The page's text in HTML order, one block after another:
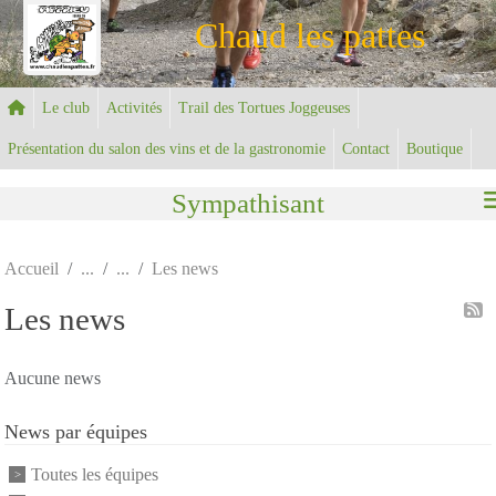
Chaud les pattes
Le club Activités Trail des Tortues Joggeuses
Présentation du salon des vins et de la gastronomie Contact Boutique
Sympathisant
Accueil Les news
Les news
Aucune news
News par équipes
Toutes les équipes
Panneau de gestion des cookies